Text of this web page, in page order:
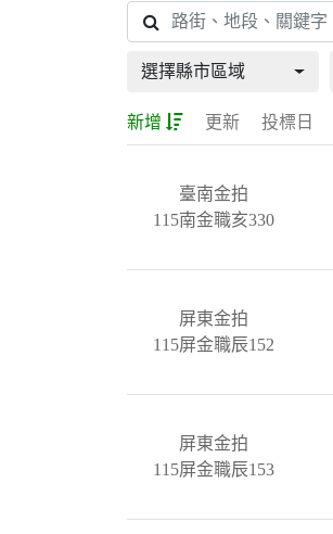
選擇縣市區域
新增 更新 投標日
臺南金拍
115南金職亥330
屏東金拍
115屏金職辰152
屏東金拍
115屏金職辰153